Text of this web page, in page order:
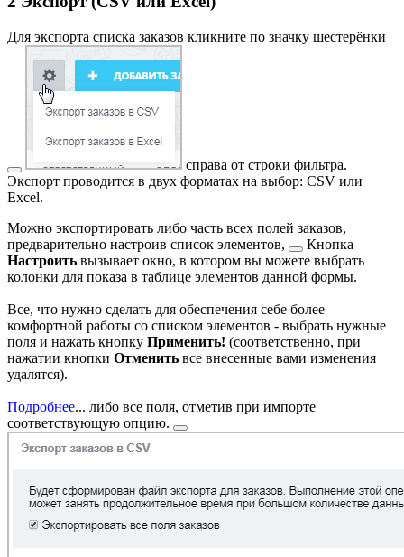
Для экспорта списка заказов кликните по значку шестерёнки
справа от строки фильтра.
Экспорт проводится в двух форматах на выбор: CSV или
Excel.
Можно экспортировать либо часть всех полей заказов,
предварительно настроив список элементов,
Кнопка
Настроить вызывает окно, в котором вы можете выбрать
колонки для показа в таблице элементов данной формы.
Все, что нужно сделать для обеспечения себе более
комфортной работы со списком элементов - выбрать нужные
поля и нажать кнопку Применить! (соответственно, при
нажатии кнопки Отменить все внесенные вами изменения
удалятся).
Подробнее... либо все поля, отметив при импорте
соответствующую опцию.